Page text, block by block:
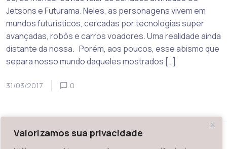
Valorizamos sua privacidade
Jetsons e Futurama. Neles, as personagens vivem em
mundos futurísticos, cercadas por tecnologias super
avançadas, robôs e carros voadores. Uma realidade ainda
distante da nossa. Porém, aos poucos, esse abismo que
separa nosso mundo daqueles mostrados […]
31/03/2017 0